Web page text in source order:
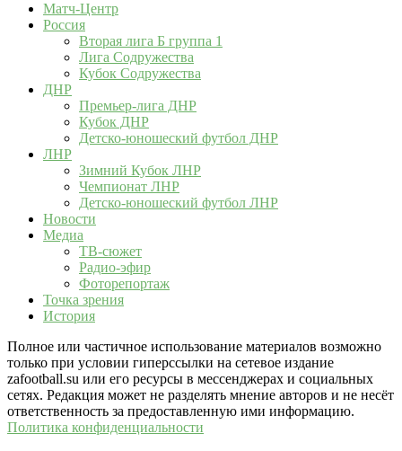
Матч-Центр
Россия
Вторая лига Б группа 1
Лига Содружества
Кубок Содружества
ДНР
Премьер-лига ДНР
Кубок ДНР
Детско-юношеский футбол ДНР
ЛНР
Зимний Кубок ЛНР
Чемпионат ЛНР
Детско-юношеский футбол ЛНР
Новости
Медиа
ТВ-сюжет
Радио-эфир
Фоторепортаж
Точка зрения
История
Полное или частичное использование материалов возможно
только при условии гиперссылки на сетевое издание
zafootball.su или его ресурсы в мессенджерах и социальных
сетях. Редакция может не разделять мнение авторов и не несёт
ответственность за предоставленную ими информацию.
Политика конфиденциальности